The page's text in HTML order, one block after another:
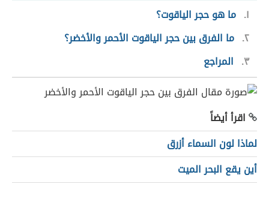
١ ما هو حجر الياقوت؟
٢ ما الفرق بين حجر الياقوت الأحمر والأخضر؟
٣
المراجع
اقرأ أيضاً
لماذا لون السماء أزرق
أين يقع البحر الميت